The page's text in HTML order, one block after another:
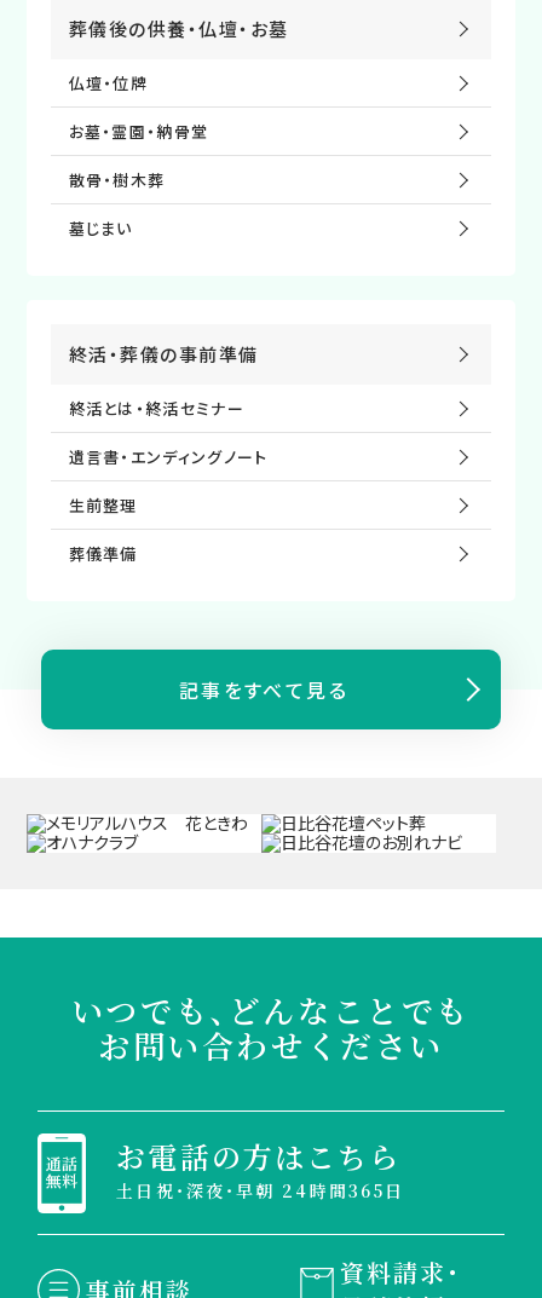
葬儀後の供養・仏壇・お墓
仏壇・位牌
お墓・霊園・納⾻堂
散⾻・樹⽊葬
墓じまい
終活・葬儀の事前準備
終活とは・終活セミナー
遺⾔書・エンディングノート
⽣前整理
葬儀準備
記事をすべて見る
いつでも、どんなことでも
お問い合わせください
お電話の方はこちら
土日祝・深夜・早朝 24時間365日
事前相談
資料請求・